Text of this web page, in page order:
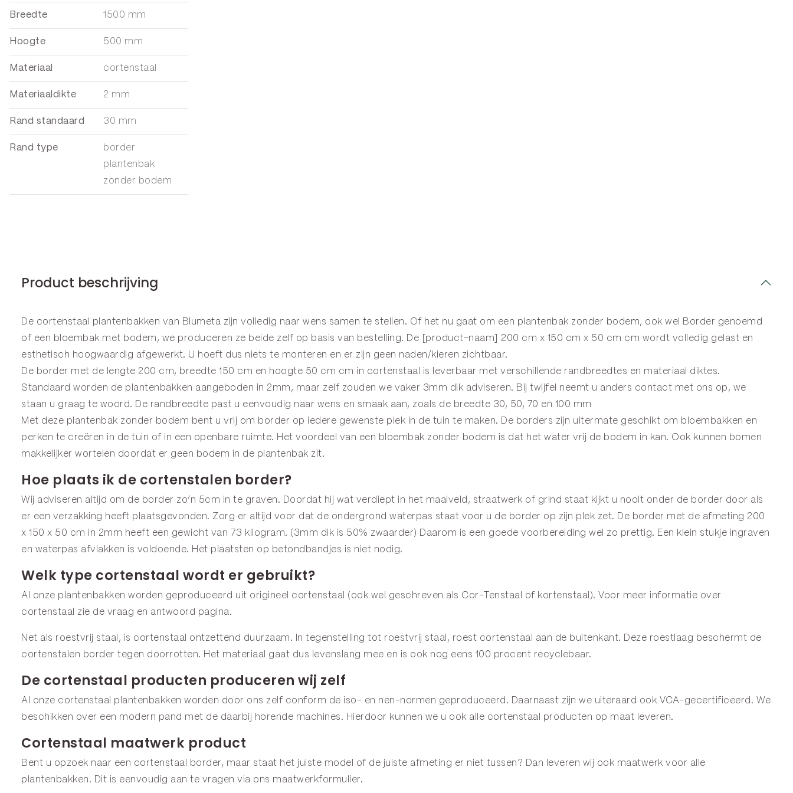
Breedte 1500 mm
Hoogte 500 mm
Materiaal cortenstaal
Materiaaldikte 2 mm
Rand standaard 30 mm
Rand type
border
plantenbak
zonder bodem
Product beschrijving
De cortenstaal plantenbakken van Blumeta zijn volledig naar wens samen te stellen. Of het nu gaat om een plantenbak zonder bodem, ook wel Border genoemd
of een bloembak met bodem, we produceren ze beide zelf op basis van bestelling. De [product-naam] 200 cm x 150 cm x 50 cm cm wordt volledig gelast en
esthetisch hoogwaardig afgewerkt. U hoeft dus niets te monteren en er zijn geen naden/kieren zichtbaar.
De border met de lengte 200 cm, breedte 150 cm en hoogte 50 cm cm in cortenstaal is leverbaar met verschillende randbreedtes en materiaal diktes.
Standaard worden de plantenbakken aangeboden in 2mm, maar zelf zouden we vaker 3mm dik adviseren. Bij twijfel neemt u anders contact met ons op, we
staan u graag te woord. De randbreedte past u eenvoudig naar wens en smaak aan, zoals de breedte 30, 50, 70 en 100 mm
Met deze plantenbak zonder bodem bent u vrij om border op iedere gewenste plek in de tuin te maken. De borders zijn uitermate geschikt om bloembakken en
perken te creëren in de tuin of in een openbare ruimte. Het voordeel van een bloembak zonder bodem is dat het water vrij de bodem in kan. Ook kunnen bomen
makkelijker wortelen doordat er geen bodem in de plantenbak zit.
Hoe plaats ik de cortenstalen border?
Wij adviseren altijd om de border zo’n 5cm in te graven. Doordat hij wat verdiept in het maaiveld, straatwerk of grind staat kijkt u nooit onder de border door als
er een verzakking heeft plaatsgevonden. Zorg er altijd voor dat de ondergrond waterpas staat voor u de border op zijn plek zet. De border met de afmeting 200
x 150 x 50 cm in 2mm heeft een gewicht van 73 kilogram. (3mm dik is 50% zwaarder) Daarom is een goede voorbereiding wel zo prettig. Een klein stukje ingraven
en waterpas afvlakken is voldoende. Het plaatsten op betondbandjes is niet nodig.
Welk type cortenstaal wordt er gebruikt?
Al onze plantenbakken worden geproduceerd uit origineel cortenstaal (ook wel geschreven als Cor-Tenstaal of kortenstaal). Voor meer informatie over
cortenstaal zie de vraag en antwoord pagina.
Net als roestvrij staal, is cortenstaal ontzettend duurzaam. In tegenstelling tot roestvrij staal, roest cortenstaal aan de buitenkant. Deze roestlaag beschermt de
cortenstalen border tegen doorrotten. Het materiaal gaat dus levenslang mee en is ook nog eens 100 procent recyclebaar.
De cortenstaal producten produceren wij zelf
Al onze cortenstaal plantenbakken worden door ons zelf conform de iso- en nen-normen geproduceerd. Daarnaast zijn we uiteraard ook VCA-gecertificeerd. We
beschikken over een modern pand met de daarbij horende machines. Hierdoor kunnen we u ook alle cortenstaal producten op maat leveren.
Cortenstaal maatwerk product
Bent u opzoek naar een cortenstaal border, maar staat het juiste model of de juiste afmeting er niet tussen? Dan leveren wij ook maatwerk voor alle
plantenbakken. Dit is eenvoudig aan te vragen via ons maatwerkformulier.